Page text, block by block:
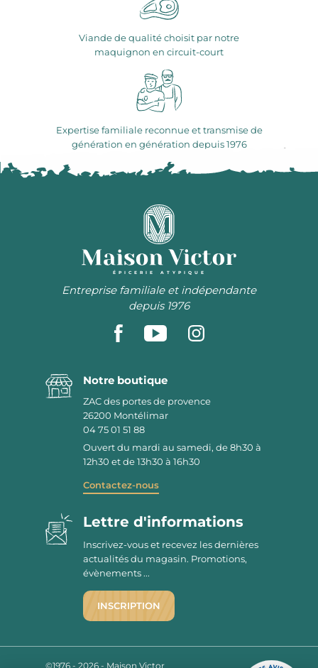
Viande de qualité choisit par notre
maquignon en circuit-court
Expertise familiale reconnue et transmise de
génération en génération depuis 1976
ÉPICERIE ATYPIQUE
Entreprise familiale et indépendante
depuis 1976
Notre boutique
ZAC des portes de provence
26200 Montélimar
04 75 01 51 88
Ouvert du mardi au samedi, de 8h30 à
12h30 et de 13h30 à 16h30
Contactez-nous
Lettre d'informations
Inscrivez-vous et recevez les dernières
actualités du magasin. Promotions,
évènements ...
INSCRIPTION
©1976 - 2026 - Maison Victor